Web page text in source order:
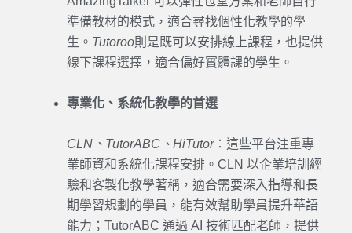
準備教材的模式，適合尋找個性化教學的學
生。 Tutoroo則是既可以安排線上課程，也提供
線下課程選擇，適合偏好實體課的學生。
專業化、系統化教學的首選
CLN、TutorABC、HiTutor：這些平台注重專
業師資和系統化課程安排。CLN 以企業培訓經
驗和客製化教學著稱，適合需要深入指導和長
期學習規劃的學員，能有效幫助學員提升華語
能力；TutorABC 通過 AI 技術匹配老師，提供